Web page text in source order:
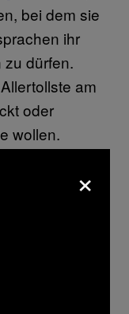
bei dem sie
ihr
zu dürfen.
am
oder
wollen.
die
ist
Alles
zu
×